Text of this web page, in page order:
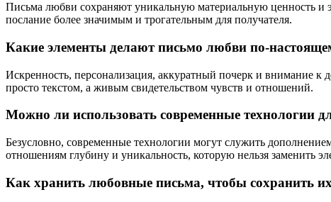
Письма любви сохраняют уникальную материальную ценность и
послание более значимым и трогательным для получателя.
Какие элементы делают письмо любви по-
Искренность, персонализация, аккуратный почерк и внимание к
просто текстом, а живым свидетельством чувств и отношений.
Можно ли использовать современные технологии
Безусловно, современные технологии могут служить
отношениям глубину и уникальность, которую нельзя заменить
Как хранить любовные письма, чтобы сохранить